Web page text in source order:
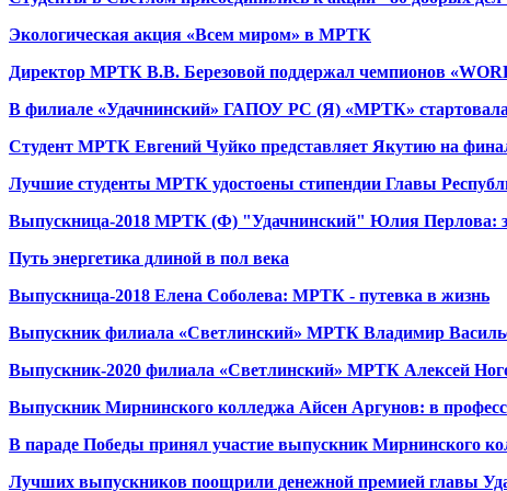
Экологическая акция «Всем миром» в МРТК
Директор МРТК В.В. Березовой поддержал чемпионов
В филиале «Удачнинский» ГАПОУ РС (Я) «МРТК» стартовала
Студент МРТК Евгений Чуйко представляет Якутию на
Лучшие студенты МРТК удостоены стипендии Главы
Выпускница-2018 МРТК (Ф) "Удачнинский" Юлия Перлова:
Путь энергетика длиной в пол века
Выпускница-2018 Елена Соболева: МРТК - путевка в жизнь
Выпускник филиала «Светлинский» МРТК Владимир
Выпускник-2020 филиала «Светлинский» МРТК Алексей
Выпускник Мирнинского колледжа Айсен Аргунов: в
В параде Победы принял участие выпускник Мирнинского
Лучших выпускников поощрили денежной премией главы